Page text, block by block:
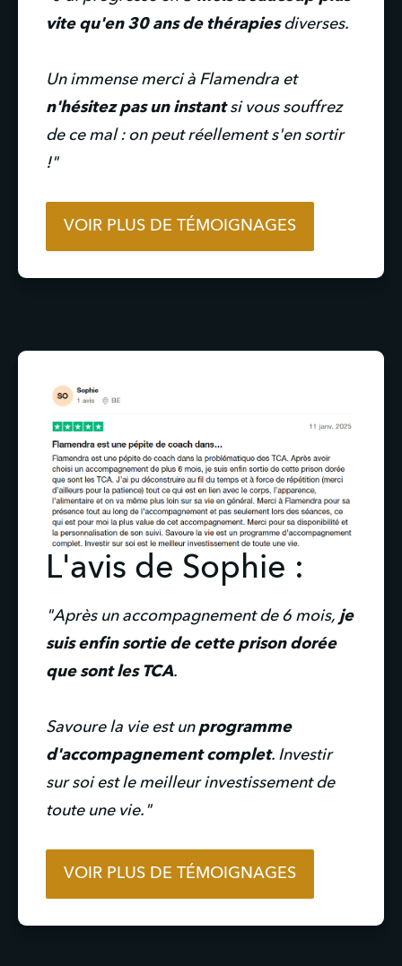
vite qu'en 30 ans de thérapies diverses.
Un immense merci à Flamendra et
n'hésitez pas un instant si vous souffrez
de ce mal : on peut réellement s'en sortir
!"
VOIR PLUS DE TÉMOIGNAGES
L'avis de Sophie :
"Après un accompagnement de 6 mois, je
suis enfin sortie de cette prison dorée
que sont les TCA.
Savoure la vie est un programme
d'accompagnement complet. Investir
sur soi est le meilleur investissement de
toute une vie."
VOIR PLUS DE TÉMOIGNAGES